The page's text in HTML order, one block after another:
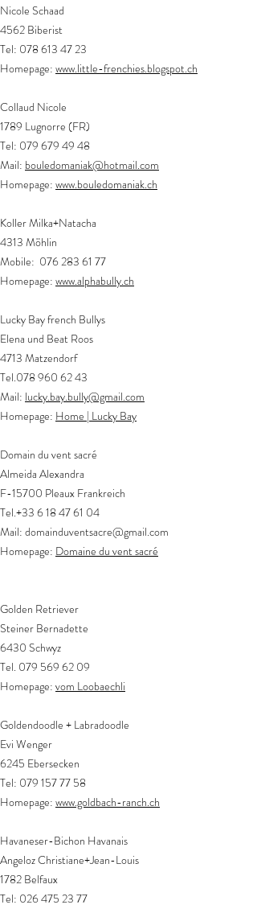
Nicole Schaad
4562 Biberist
Tel: 078 613 47 23
Homepage: www.little-frenchies.blogspot.ch
Collaud Nicole
1789 Lugnorre (FR)
Tel: 079 679 49 48
Mail: bouledomaniak@hotmail.com
Homepage: www.bouledomaniak.ch
Koller Milka+Natacha
4313 Möhlin
Mobile: 076 283 61 77
Homepage: www.alphabully.ch
Lucky Bay french Bullys
Elena und Beat Roos
4713 Matzendorf
Tel.078960 62 43
Mail: lucky.bay.bully@gmail.com
Homepage: Home | Lucky Bay
Domain du vent sacré
Almeida Alexandra
F-15700 Pleaux Frankreich
Tel.+33 6 18 47 61 04
Mail: domainduventsacre@gmail.com
Homepage: Domaine du vent sacré
Golden Retriever
Steiner Bernadette
6430 Schwyz
Tel. 079 569 62 09
Homepage: vom Loobaechli
Goldendoodle + Labradoodle
Evi Wenger
6245 Ebersecken
Tel: 079 157 77 58
Homepage: www.goldbach-ranch.ch
Havaneser-Bichon Havanais
Angeloz Christiane+Jean-Louis
1782 Belfaux
Tel: 026 475 23 77